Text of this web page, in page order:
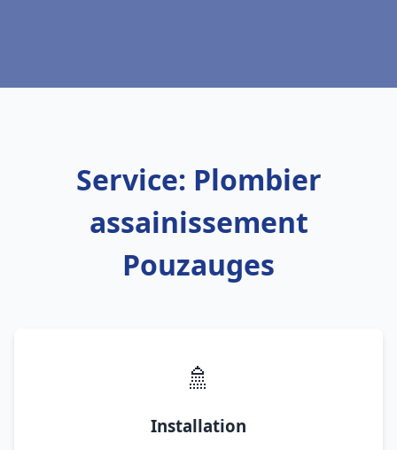
Service: Plombier
assainissement
Pouzauges
🚿
Installation